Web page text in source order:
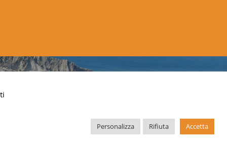
Personalizza Rifiuta Accetta